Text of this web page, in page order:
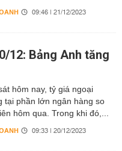
09:46 | 21/12/2023
12: Bảng Anh tăng
hôm nay, tỷ giá ngoại
tại phần lớn ngân hàng so
hôm qua. Trong khi đó,...
09:33 | 20/12/2023